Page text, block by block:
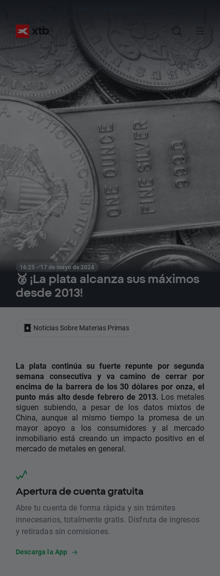
16:25 · 17 de mayo de 2024
🥈 ¡La plata alcanza sus máximos
desde 2013!
La plata continúa su fuerte repunte por segunda
semana consecutiva y va camino de cerrar por
encima de la barrera de los 30 dólares por onza, el
punto más alto desde febrero de 2013. Los metales
siguen subiendo, a pesar de los datos mixtos de
China, aunque al mismo tiempo la promesa de un
mayor apoyo a los consumidores y al mercado
inmobiliario está creando un impacto positivo en el
mercado de metales en general.
Apertura de cuenta gratuita
Abre tu cuenta de forma rápida y sin trámites
innecesarios, totalmente gratis. Disfruta de ingresos
y retiradas sin comisiones.
Descarga la App
Noticias Sobre Materias Primas